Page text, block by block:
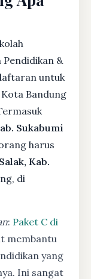
&
untuk
Bandung
Sukabumi
harus
Kab.
di
: Paket C di
membantu
yang
Ini sangat